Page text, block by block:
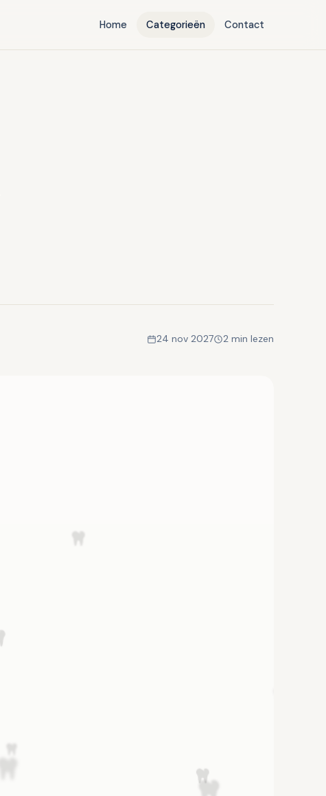
Home Categorieën Contact
24 nov 2027 2 min lezen